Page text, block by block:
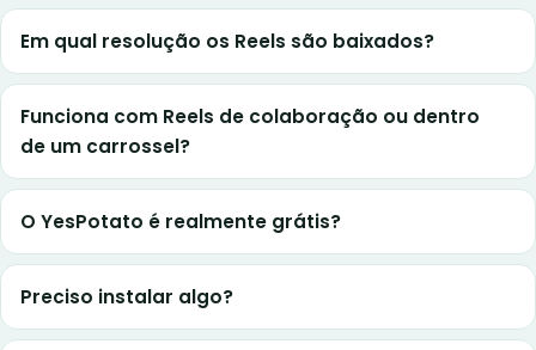
Em qual resolução os Reels são baixados?
Funciona com Reels de colaboração ou dentro
de um carrossel?
O YesPotato é realmente grátis?
Preciso instalar algo?